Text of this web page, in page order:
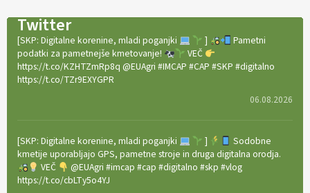
Twitter
[SKP: Digitalne korenine, mladi poganjki ]
Pametni
podatki za pametnejše kmetovanje!
VEČ
https://t.co/KZHTZmRp8q @EUAgri #IMCAP #CAP #SKP #digitalno
https://t.co/TZr9EXYGPR
06.08.2026
[SKP: Digitalne korenine, mladi poganjki ]
Sodobne
kmetije uporabljajo GPS, pametne stroje in druga digitalna orodja.
VEČ
@EUAgri #imcap #cap #digitalno #skp #vlog
https://t.co/cbLTy5o4YJ